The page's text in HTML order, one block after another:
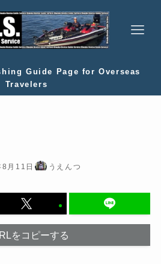
Guide Page for Overseas
Travelers
月11日 うえんつ
をコピーする